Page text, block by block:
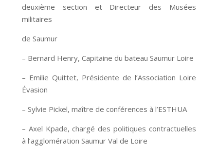
deuxième section et Directeur des Musées
militaires
de Saumur
– Bernard Henry, Capitaine du bateau Saumur Loire
– Emilie Quittet, Présidente de l’Association Loire
Évasion
– Sylvie Pickel, maître de conférences à l’ESTHUA
– Axel Kpade, chargé des politiques contractuelles
à l’agglomération Saumur Val de Loire